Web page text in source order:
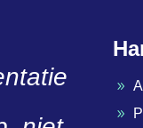
9
9